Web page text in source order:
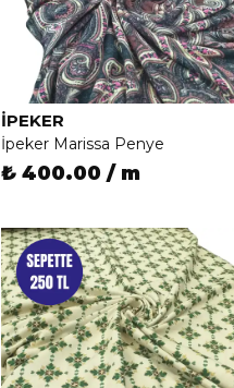
İPEKER
İpeker Marissa Penye
₺ 400.00 / m